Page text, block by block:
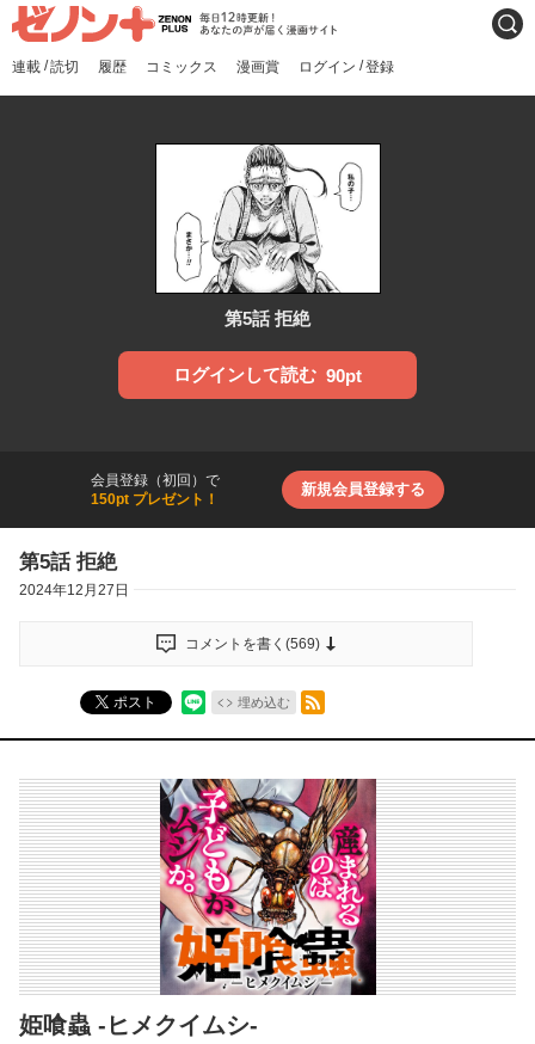
ゼノンプラス
毎日12時更新！あなたの声
が届く漫画サイト
連載 /読切 履歴 コミックス 漫画賞 ログイン /登録
検索
第5話 拒絶
ログインして読む 90pt
会員登録（初回）で
150pt プレゼント！
新規会員登録する
第5話 拒絶
2024年12月27日
コメントを書く(569)
ポスト 埋め込む
RSSフィード
姫喰蟲 -ヒメクイムシ-